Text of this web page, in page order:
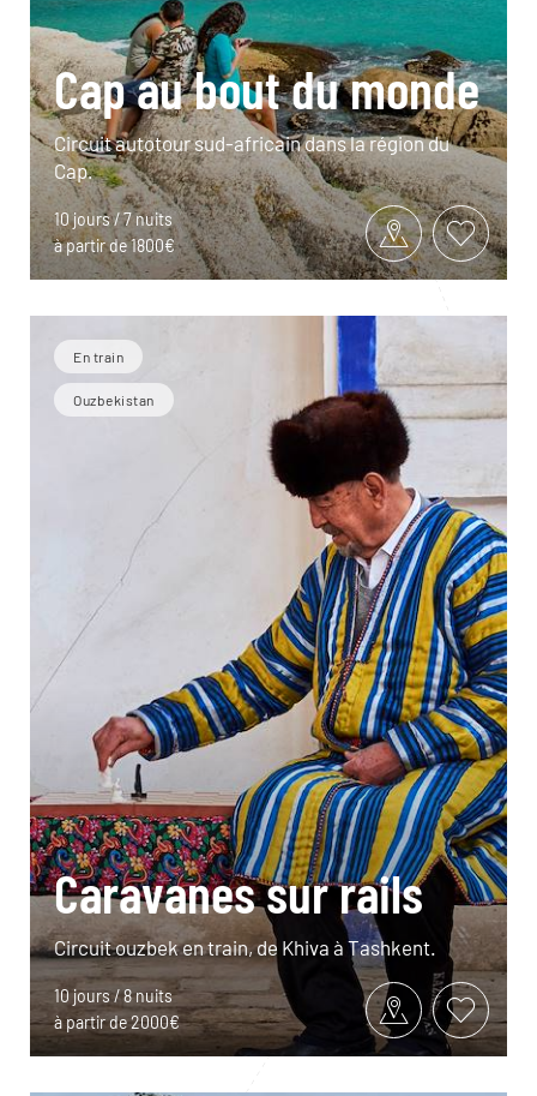
Cap au bout du monde
Circuit autotour sud-africain dans la région du
Cap.
10 jours / 7 nuits
à partir de 1800€
En train
Ouzbekistan
Caravanes sur rails
Circuit ouzbek en train, de Khiva à Tashkent.
10 jours / 8 nuits
à partir de 2000€